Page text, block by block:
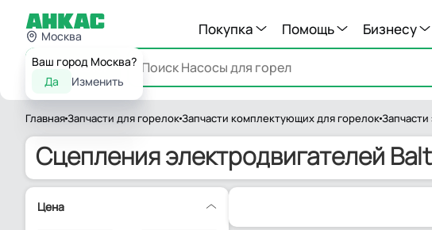
Москва
Ваш город Москва?
Да
Изменить
Покупка Помощь Бизнесу
Каталог
ГлавнаяЗапчасти для горелокЗапчасти комплектующих для горелок
Сцепления электродвигателей
Цена